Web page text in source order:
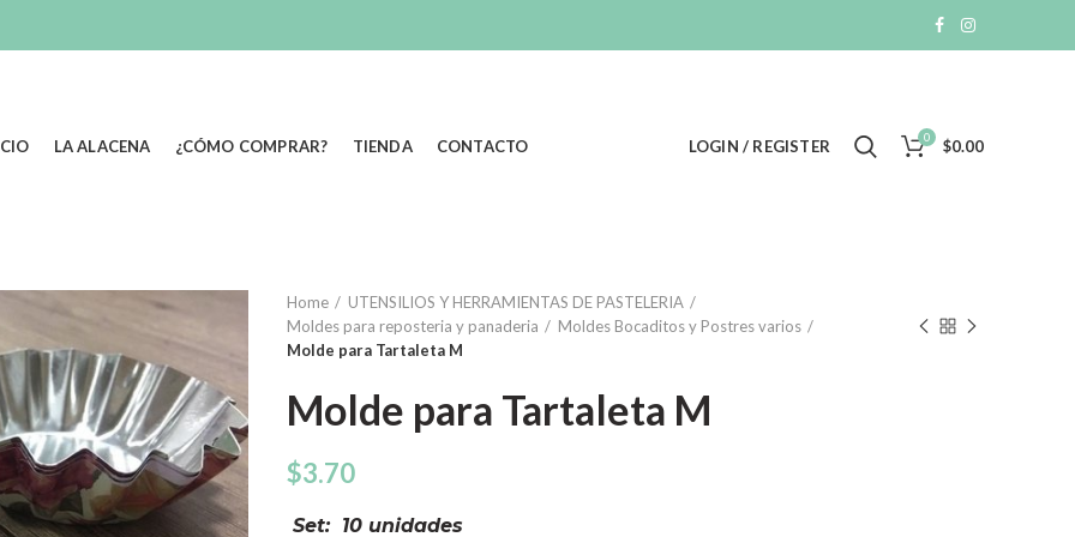
LA ALACENA ¿CÓMO COMPRAR? TIENDA CONTACTO LOGIN / REGISTER 0 $0.00
Home
UTENSILIOS Y HERRAMIENTAS DE PASTELERIA
Moldes para reposteria y panaderia
Moldes Bocaditos y Postres varios
Molde para Tartaleta M
Molde para Tartaleta M
$3.70
Set: 10 unidades